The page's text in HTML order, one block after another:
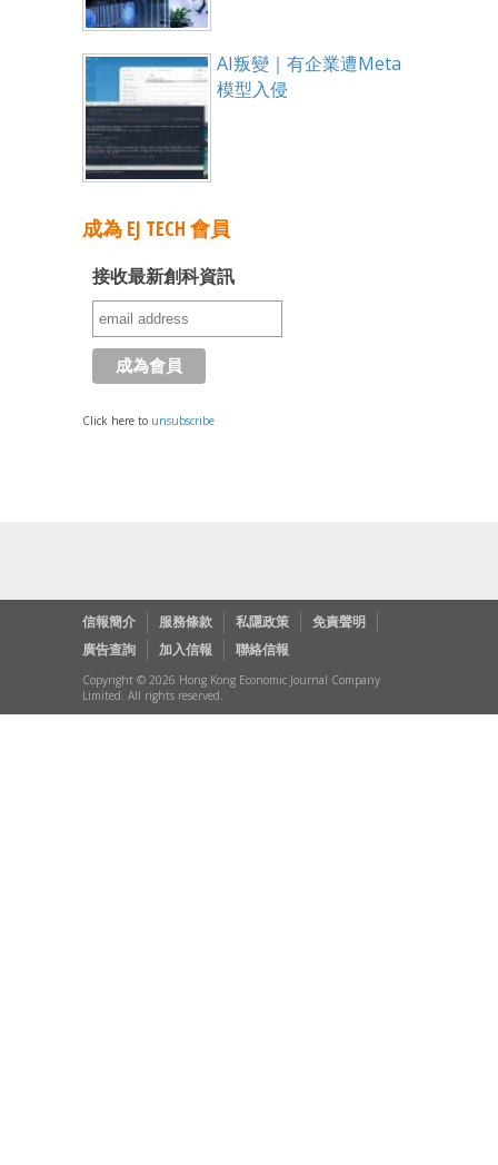
AI叛變｜有企業遭Meta
模型入侵
成為 EJ TECH 會員
接收最新創科資訊
Click here to unsubscribe
信報簡介 服務條款 私隱政策
免責聲明
廣告查詢
加入信報 聯絡信報
Copyright © 2026 Hong Kong Economic Journal Company
Limited. All rights reserved.